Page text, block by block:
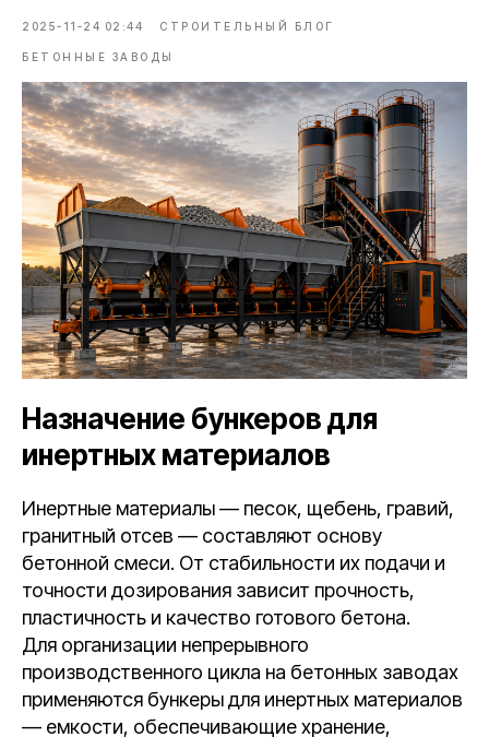
2025-11-24 02:44 СТРОИТЕЛЬНЫЙ БЛОГ
БЕТОННЫЕ ЗАВОДЫ
Назначение бункеров для
инертных материалов
Инертные материалы — песок, щебень, гравий,
гранитный отсев — составляют основу
бетонной смеси. От стабильности их подачи и
точности дозирования зависит прочность,
пластичность и качество готового бетона.
Для организации непрерывного
производственного цикла на бетонных заводах
применяются бункеры для инертных материалов
— емкости, обеспечивающие хранение,